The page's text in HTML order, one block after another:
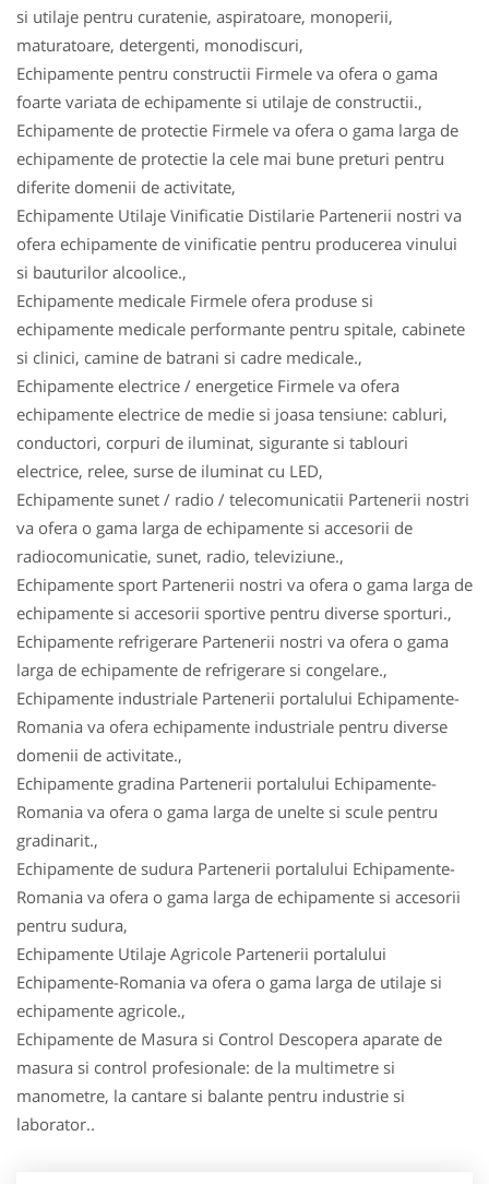
si utilaje pentru curatenie, aspiratoare, monoperii,
maturatoare, detergenti, monodiscuri,
Echipamente pentru constructii Firmele va ofera o gama
foarte variata de echipamente si utilaje de constructii.,
Echipamente de protectie Firmele va ofera o gama larga de
echipamente de protectie la cele mai bune preturi pentru
diferite domenii de activitate,
Echipamente Utilaje Vinificatie Distilarie Partenerii nostri va
ofera echipamente de vinificatie pentru producerea vinului
si bauturilor alcoolice.,
Echipamente medicale Firmele ofera produse si
echipamente medicale performante pentru spitale, cabinete
si clinici, camine de batrani si cadre medicale.,
Echipamente electrice / energetice Firmele va ofera
echipamente electrice de medie si joasa tensiune: cabluri,
conductori, corpuri de iluminat, sigurante si tablouri
electrice, relee, surse de iluminat cu LED,
Echipamente sunet / radio / telecomunicatii Partenerii nostri
va ofera o gama larga de echipamente si accesorii de
radiocomunicatie, sunet, radio, televiziune.,
Echipamente sport Partenerii nostri va ofera o gama larga de
echipamente si accesorii sportive pentru diverse sporturi.,
Echipamente refrigerare Partenerii nostri va ofera o gama
larga de echipamente de refrigerare si congelare.,
Echipamente industriale Partenerii portalului Echipamente-
Romania va ofera echipamente industriale pentru diverse
domenii de activitate.,
Echipamente gradina Partenerii portalului Echipamente-
Romania va ofera o gama larga de unelte si scule pentru
gradinarit.,
Echipamente de sudura Partenerii portalului Echipamente-
Romania va ofera o gama larga de echipamente si accesorii
pentru sudura,
Echipamente Utilaje Agricole Partenerii portalului
Echipamente-Romania va ofera o gama larga de utilaje si
echipamente agricole.,
Echipamente de Masura si Control Descopera aparate de
masura si control profesionale: de la multimetre si
manometre, la cantare si balante pentru industrie si
laborator..